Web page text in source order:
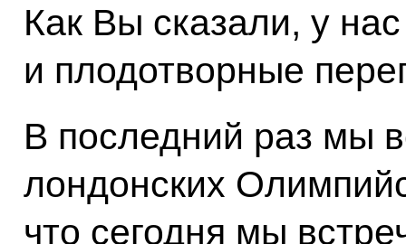
Как Вы сказали, у
и плодотворные
В последний раз мы
лондонских
что сегодня мы